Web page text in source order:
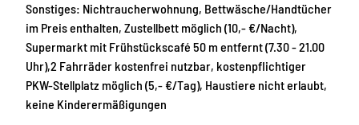
a
d
e
u
s
-
s
-
I
n
n
e
Sonstiges: Nichtraucherwohnung, Bettwäsche/Handtücher
im Preis enthalten, Zustellbett möglich (10,- €/Nacht),
Supermarkt mit Frühstückscafé 50 m entfernt (7.30 - 21.00
Uhr),2 Fahrräder kostenfrei nutzbar, kostenpflichtiger
PKW-Stellplatz möglich (5,- €/Tag), Haustiere nicht erlaubt,
keine Kinderermäßigungen